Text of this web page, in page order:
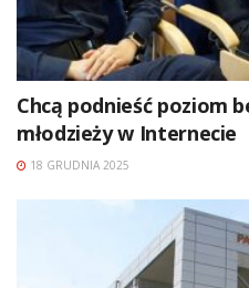
Chcą podnieść poziom
młodzieży w Internecie
18 GRUDNIA 2025